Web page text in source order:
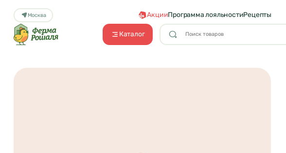
Москва АкцииПрограмма лояльностиРецепты
Каталог